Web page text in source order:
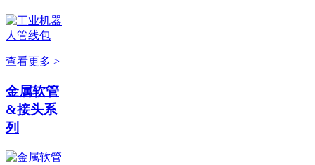
查看更多 >
金属软管
&接头系
列